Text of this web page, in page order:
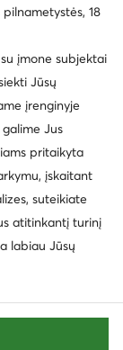
18
įmone subjektai
Jūsų
įrenginyje
Jus
pritaikyta
įskaitant
suteikiate
atitinkantį turinį
labiau Jūsų